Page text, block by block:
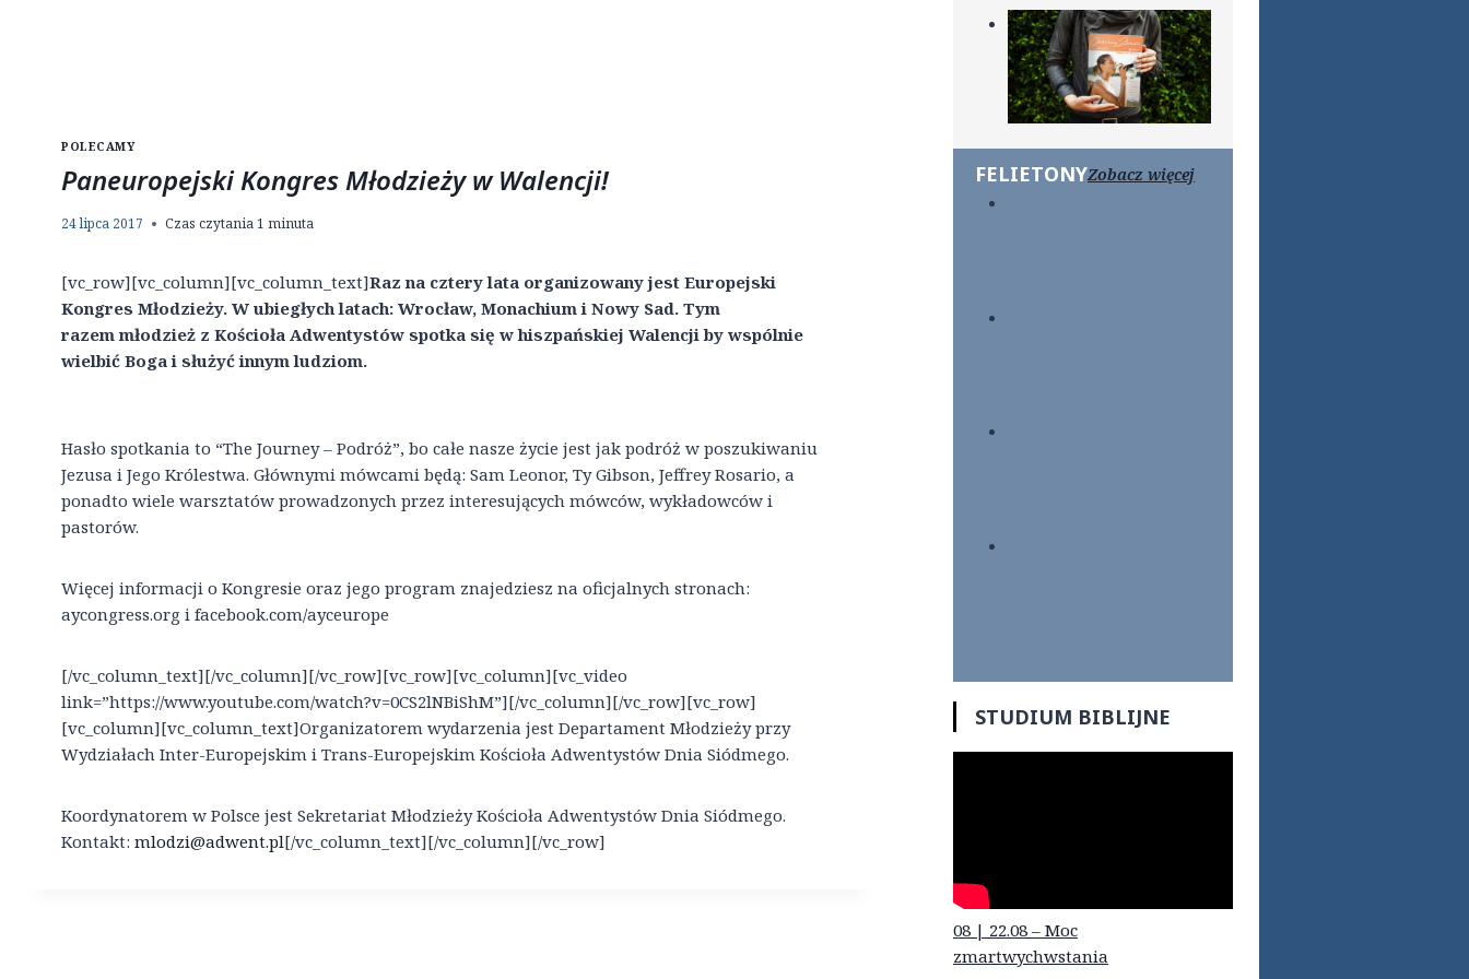
POLECAMY
Paneuropejski Kongres Młodzieży w Walencji!
24 lipca 2017 Czas czytania1 minuta
[vc_row][vc_column][vc_column_text]Raz na cztery lata organizowany jest Europejski
Kongres Młodzieży. W ubiegłych latach: Wrocław, Monachium i Nowy Sad. Tym
razem młodzież z Kościoła Adwentystów spotka się w hiszpańskiej Walencji by wspólnie
wielbić Boga i służyć innym ludziom.
Hasło spotkania to “The Journey – Podróż”, bo całe nasze życie jest jak podróż w poszukiwaniu
Jezusa i Jego Królestwa. Głównymi mówcami będą: Sam Leonor, Ty Gibson, Jeffrey Rosario, a
ponadto wiele warsztatów prowadzonych przez interesujących mówców, wykładowców i
pastorów.
Więcej informacji o Kongresie oraz jego program znajedziesz na oficjalnych stronach:
aycongress.org i facebook.com/ayceurope
[/vc_column_text][/vc_column][/vc_row][vc_row][vc_column][vc_video
link=”https://www.youtube.com/watch?v=0CS2lNBiShM”][/vc_column][/vc_row][vc_row]
[vc_column][vc_column_text]Organizatorem wydarzenia jest Departament Młodzieży przy
Wydziałach Inter-Europejskim i Trans-Europejskim Kościoła Adwentystów Dnia Siódmego.
Koordynatorem w Polsce jest Sekretariat Młodzieży Kościoła Adwentystów Dnia Siódmego.
Kontakt: mlodzi@adwent.pl[/vc_column_text][/vc_column][/vc_row]
FELIETONYZobacz więcej
STUDIUM BIBLIJNE
08 | 22.08 – Moc
zmartwychwstania